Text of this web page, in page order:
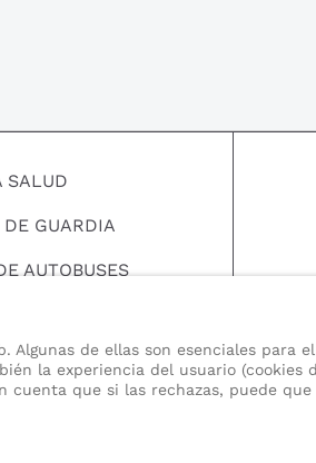
SALUD
GUARDIA
AUTOBUSES
DE INTERES
Algunas de ellas son esenciales
la experiencia del usuario
cuenta que si las rechazas, puede